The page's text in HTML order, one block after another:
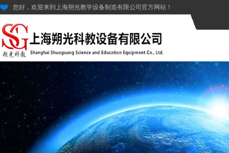
您好，欢迎来到上海朔光教学设备制造有限公司官方网站！